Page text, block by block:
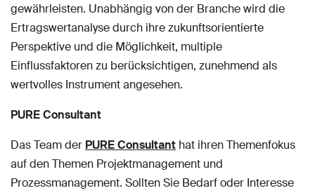
gewährleisten. Unabhängig von der Branche wird die
Ertragswertanalyse durch ihre zukunftsorientierte
Perspektive und die Möglichkeit, multiple
Einflussfaktoren zu berücksichtigen, zunehmend als
wertvolles Instrument angesehen.
PURE Consultant
Das Team der PURE Consultant hat ihren Themenfokus
auf den Themen Projektmanagement und
Prozessmanagement. Sollten Sie Bedarf oder Interesse